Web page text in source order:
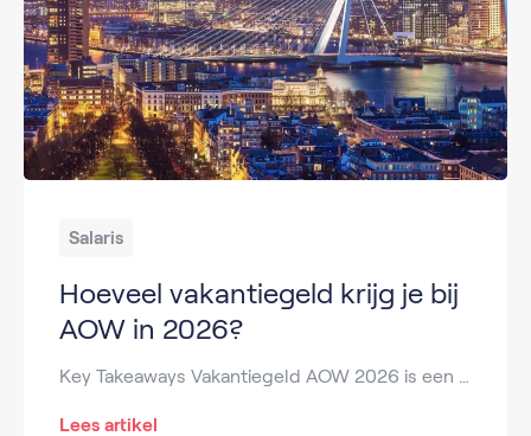
Salaris
Hoeveel vakantiegeld krijg je bij
AOW in 2026?
Lees artikel